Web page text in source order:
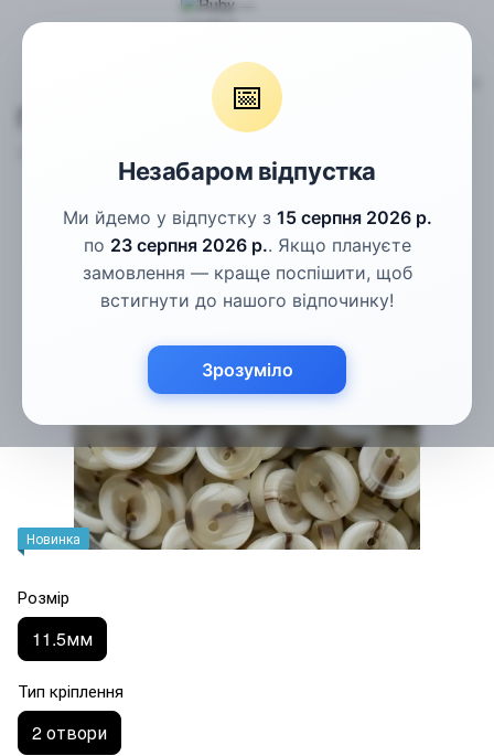
📅
Незабаром відпустка
Ми йдемо у відпустку з 15 серпня 2026 р.
по 23 серпня 2026 р.. Якщо плануєте
замовлення — краще поспішити, щоб
встигнути до нашого відпочинку!
Зрозуміло
Сорочкові гудзики Гудзики бежеві рогові 11.5мм
Гудзики бежеві рогові 11.5мм
Новинка
Розмір
11.5мм
Тип кріплення
2 отвори